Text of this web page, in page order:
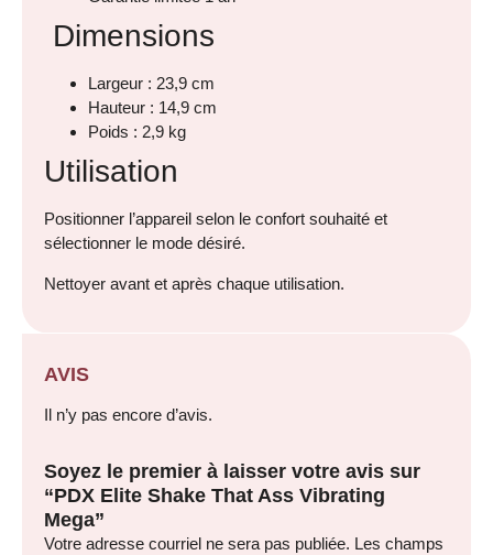
Dimensions
Largeur : 23,9 cm
Hauteur : 14,9 cm
Poids : 2,9 kg
Utilisation
Positionner l’appareil selon le confort souhaité et
sélectionner le mode désiré.
Nettoyer avant et après chaque utilisation.
AVIS
Il n’y pas encore d’avis.
Soyez le premier à laisser votre avis sur
“PDX Elite Shake That Ass Vibrating
Mega”
Votre adresse courriel ne sera pas publiée. Les champs